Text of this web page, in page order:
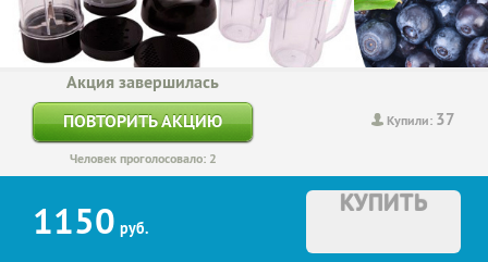
Купили: 37
Акция завершилась
ПОВТОРИТЬ АКЦИЮ
Человек проголосовало: 2
1150 руб.
КУПИТЬ